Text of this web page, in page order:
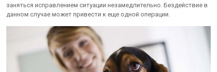
заняться исправлением ситуации незамедлительно. Бездействие в
данном случае может привести к еще одной операции.